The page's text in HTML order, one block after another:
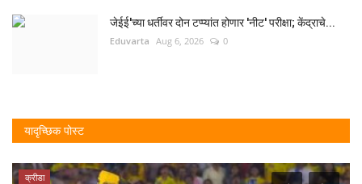
जेईई'च्या धर्तीवर दोन टप्प्यांत होणार 'नीट' परीक्षा; केंद्राचे...
Eduvarta Aug 6, 2026 0
यादृच्छिक पोस्ट
क्रीडा